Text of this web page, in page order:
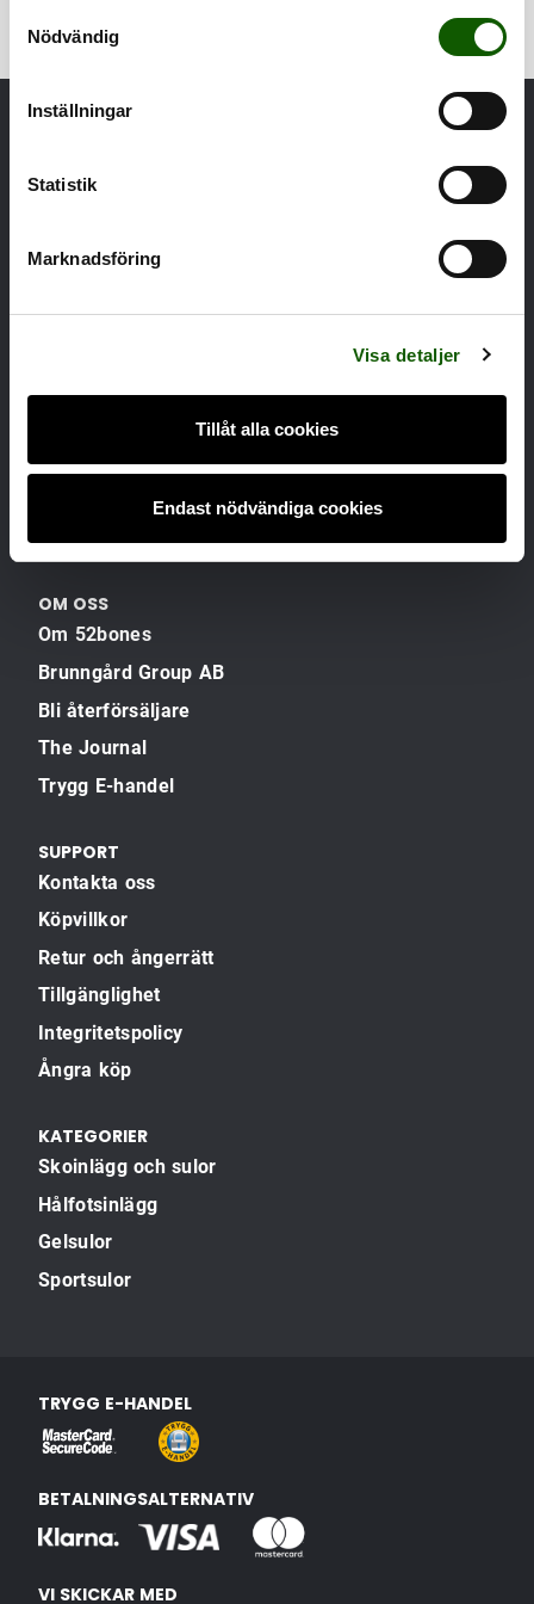
Nödvändig
Inställningar
Statistik
Marknadsföring
Visa detaljer
Tillåt alla cookies
Endast nödvändiga cookies
OM OSS
Om 52bones
Brunngård Group AB
Bli återförsäljare
The Journal
Trygg E-handel
SUPPORT
Kontakta oss
Köpvillkor
Retur och ångerrätt
Tillgänglighet
Integritetspolicy
Ångra köp
KATEGORIER
Skoinlägg och sulor
Hålfotsinlägg
Gelsulor
Sportsulor
TRYGG E-HANDEL
BETALNINGSALTERNATIV
VI SKICKAR MED